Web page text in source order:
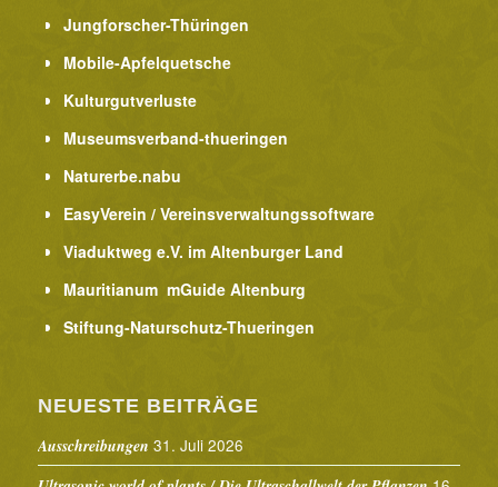
Jungforscher-Thüringen
Mobile-Apfelquetsche
Kulturgutverluste
Museumsverband-thueringen
Naturerbe.nabu
EasyVerein / Vereinsverwaltungssoftware
Viaduktweg e.V. im Altenburger Land
Mauritianum mGuide Altenburg
Stiftung-Naturschutz-Thueringen
NEUESTE BEITRÄGE
Ausschreibungen 31. Juli 2026